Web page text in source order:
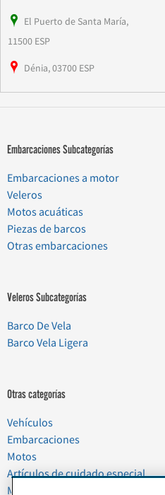
El Puerto de Santa María,
11500 ESP
Dénia, 03700 ESP
Embarcaciones Subcategorías
Embarcaciones a motor
Veleros
Motos acuáticas
Piezas de barcos
Otras embarcaciones
Veleros Subcategorías
Barco De Vela
Barco Vela Ligera
Otras categorías
Vehículos
Embarcaciones
Motos
Artículos de cuidado especial
Mudanzas